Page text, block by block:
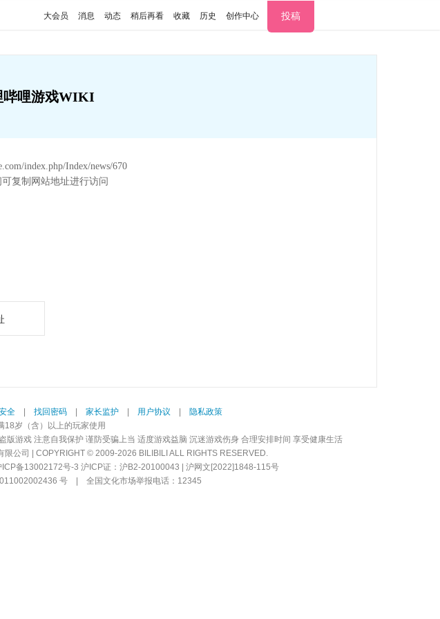
大会员 消息 动态 稍后再看 收藏 历史 创作中心 投稿
哔哩游戏WIKI
index.php/Index/news/670
复制网站地址进行访问
全 找回密码 家长监护 用户协议
隐私政策
18岁（含）以上的玩家使用
版游戏 注意自我保护 谨防受骗上当 适度游戏益脑 沉迷游戏伤身 合理安排时间 享受健康生活
限公司 | COPYRIGHT © 2009-2026 BILIBILI ALL RIGHTS RESERVED.
ICP备13002172号-3 沪ICP证：沪B2-20100043 | 沪网文[2022]1848-115号
号
全国文化市场举报电话：12345